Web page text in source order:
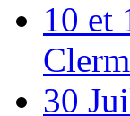
10 et
30